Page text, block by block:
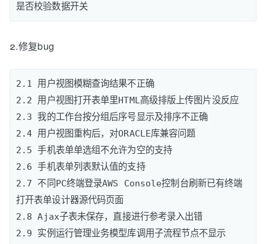
是否校验数据开关
2.修复bug
2.1 用户视图模糊查询结果不正确
2.2 用户视图打开表单里HTML高级排版上传图片没反应
2.3 我的工作台按分组后序号显示及排序不正确
2.4 用户视图重构后，对ORACLE库兼容问题
2.5 手机表单单选组不允许为空的支持
2.6 手机表单列表默认值的支持
2.7 不同PC终端登录AWS Console控制台刷新已有终端
打开表单设计器源代码页面
2.8 Ajax子表未保存，直接进行参考录入出错
2.9 实例运行管理业务模型库调用子流程节点不显示